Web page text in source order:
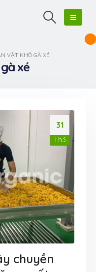
VẶT KHÔ GÀ XÉ
xé
31
Th3
chuyền